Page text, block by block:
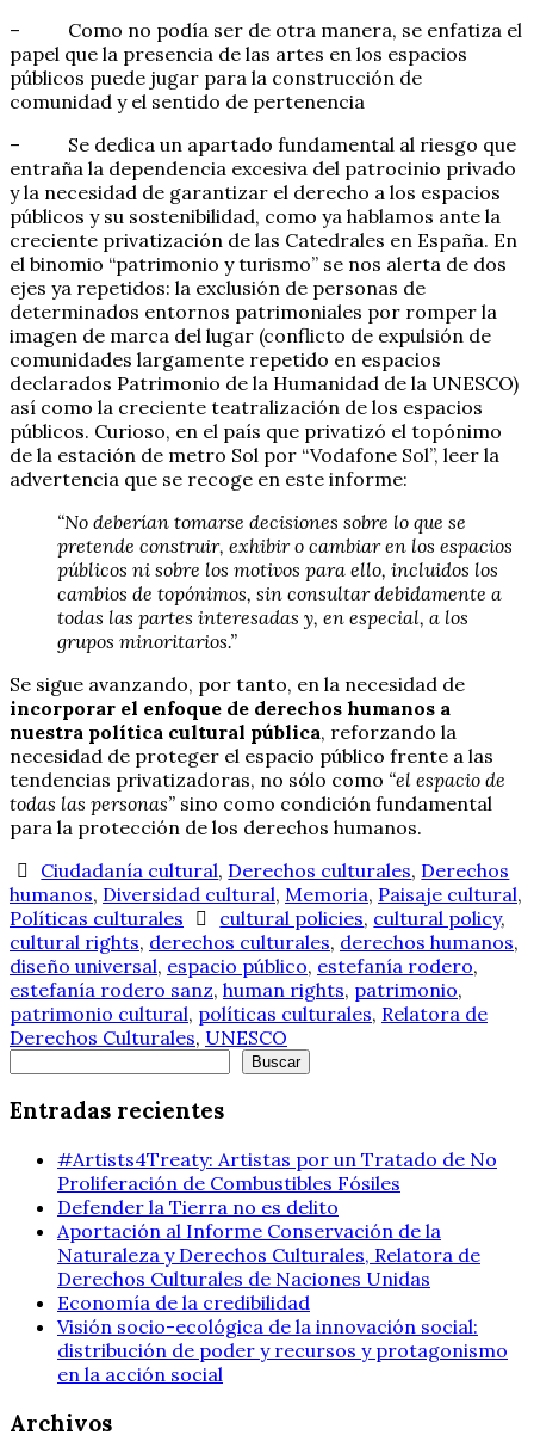
– Como no podía ser de otra manera, se enfatiza el
papel que la presencia de las artes en los espacios
públicos puede jugar para la construcción de
comunidad y el sentido de pertenencia
– Se dedica un apartado fundamental al riesgo que
entraña la dependencia excesiva del patrocinio privado
y la necesidad de garantizar el derecho a los espacios
públicos y su sostenibilidad, como ya hablamos ante la
creciente privatización de las Catedrales en España. En
el binomio “patrimonio y turismo” se nos alerta de dos
ejes ya repetidos: la exclusión de personas de
determinados entornos patrimoniales por romper la
imagen de marca del lugar (conflicto de expulsión de
comunidades largamente repetido en espacios
declarados Patrimonio de la Humanidad de la UNESCO)
así como la creciente teatralización de los espacios
públicos. Curioso, en el país que privatizó el topónimo
de la estación de metro Sol por “Vodafone Sol”, leer la
advertencia que se recoge en este informe:
“No deberían tomarse decisiones sobre lo que se
pretende construir, exhibir o cambiar en los espacios
públicos ni sobre los motivos para ello, incluidos los
cambios de topónimos, sin consultar debidamente a
todas las partes interesadas y, en especial, a los
grupos minoritarios.”
Se sigue avanzando, por tanto, en la necesidad de
incorporar el enfoque de derechos humanos a
nuestra política cultural pública, reforzando la
necesidad de proteger el espacio público frente a las
tendencias privatizadoras, no sólo como “el espacio de
todas las personas” sino como condición fundamental
para la protección de los derechos humanos.
Ciudadanía cultural, Derechos culturales, Derechos
humanos, Diversidad cultural, Memoria, Paisaje cultural,
Políticas culturales
cultural policies, cultural policy,
cultural rights, derechos culturales, derechos humanos,
diseño universal, espacio público, estefanía rodero,
estefanía rodero sanz, human rights, patrimonio,
patrimonio cultural, políticas culturales, Relatora de
Derechos Culturales, UNESCO
Buscar
Entradas recientes
#Artists4Treaty: Artistas por un Tratado de No
Proliferación de Combustibles Fósiles
Defender la Tierra no es delito
Aportación al Informe Conservación de la
Naturaleza y Derechos Culturales, Relatora de
Derechos Culturales de Naciones Unidas
Economía de la credibilidad
Visión socio-ecológica de la innovación social:
distribución de poder y recursos y protagonismo
en la acción social
Archivos